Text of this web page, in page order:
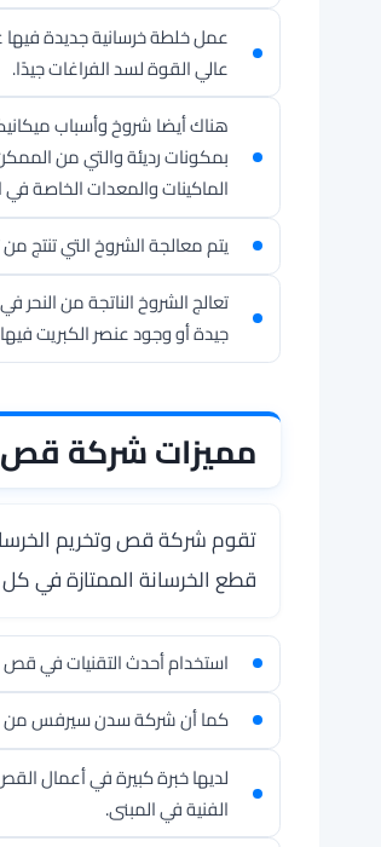
عمل خلطة خرسانية جديدة فيها
عالي القوة لسد الفراغات جيدًا.
هناك أيضا شروخ وأسباب
بمكونات رديئة والتي من
الماكينات والمعدات الخاصة في
يتم معالجة الشروخ التي تنتج
تعالج الشروخ الناتجة من النحر
جيدة أو وجود عنصر الكبريت
مميزات شركة قص
تقومشركة قص وتخريم
قطع الخرسانة الممتازة في
استخدام أحدث التقنيات في قص
كما أن شركة سدن سيرفس من
لديها خبرة كبيرة في أعمال
الفنية في المبنى.